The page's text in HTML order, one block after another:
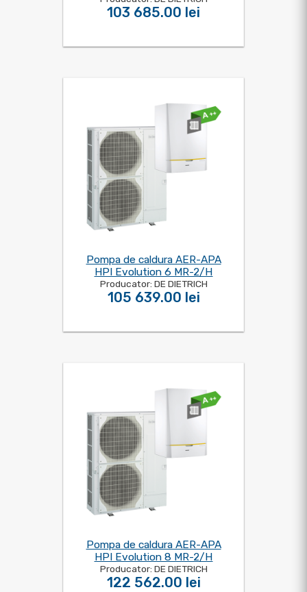
103 685.00 lei
Pompa de caldura AER-APA
HPI Evolution 6 MR-2/H
Producator: DE DIETRICH
105 639.00 lei
Pompa de caldura AER-APA
HPI Evolution 8 MR-2/H
Producator: DE DIETRICH
122 562.00 lei